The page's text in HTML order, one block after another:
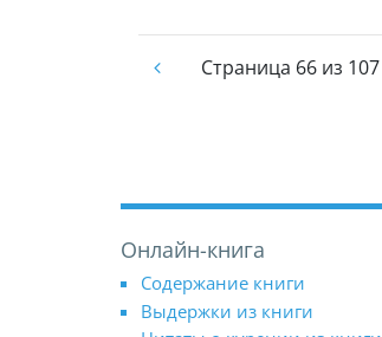
Страница 66 из 107
Онлайн-книга
Содержание книги
Выдержки из книги